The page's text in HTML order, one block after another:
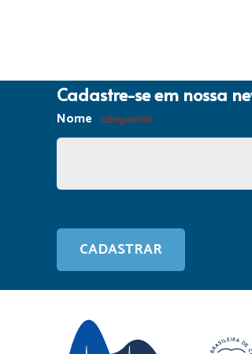
Cadastre-se em nossa
Nome (obrigatório)